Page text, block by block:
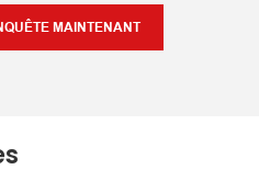
MAINTENANT